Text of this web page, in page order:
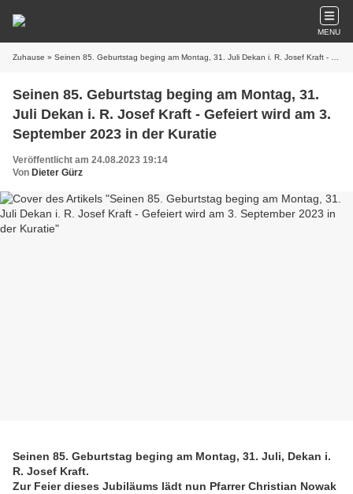
MENU
Zuhause » Seinen 85. Geburtstag beging am Montag, 31. Juli Dekan i. R. Josef Kraft - Gefeiert wird am 3. September 2023 in der Kuratie
Seinen 85. Geburtstag beging am Montag, 31.
Juli Dekan i. R. Josef Kraft - Gefeiert wird am 3.
September 2023 in der Kuratie
Veröffentlicht am 24.08.2023 19:14
Von Dieter Gürz
Seinen 85. Geburtstag beging am Montag, 31. Juli, Dekan i.
R. Josef Kraft.
Zur Feier dieses Jubiläums lädt nun Pfarrer Christian Nowak